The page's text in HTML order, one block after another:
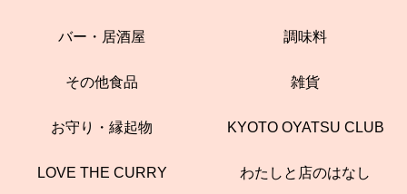
バー・居酒屋 調味料
その他食品 雑貨
お守り・縁起物 KYOTO OYATSU CLUB
LOVE THE CURRY わたしと店のはなし